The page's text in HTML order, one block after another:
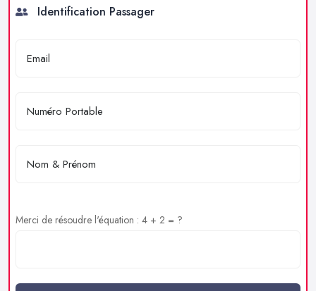
Identification Passager
Merci de résoudre l'équation : 4 + 2 = ?